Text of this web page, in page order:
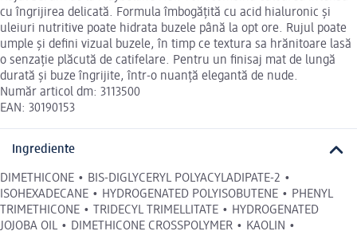
cu îngrijirea delicată. Formula îmbogățită cu acid hialuronic și
uleiuri nutritive poate hidrata buzele până la opt ore. Rujul poate
umple și defini vizual buzele, în timp ce textura sa hrănitoare lasă
o senzație plăcută de catifelare. Pentru un finisaj mat de lungă
durată și buze îngrijite, într-o nuanță elegantă de nude.
Număr articol dm: 3113500
EAN: 30190153
Ingrediente
DIMETHICONE • BIS-DIGLYCERYL POLYACYLADIPATE-2 •
ISOHEXADECANE • HYDROGENATED POLYISOBUTENE • PHENYL
TRIMETHICONE • TRIDECYL TRIMELLITATE • HYDROGENATED
JOJOBA OIL • DIMETHICONE CROSSPOLYMER • KAOLIN •